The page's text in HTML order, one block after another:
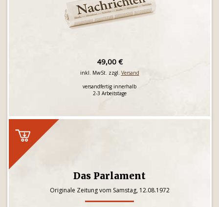
49,00 €
inkl. MwSt. zzgl. Versand
versandfertig innerhalb
2-3 Arbeitstage
Das Parlament
Originale Zeitung vom Samstag, 12.08.1972